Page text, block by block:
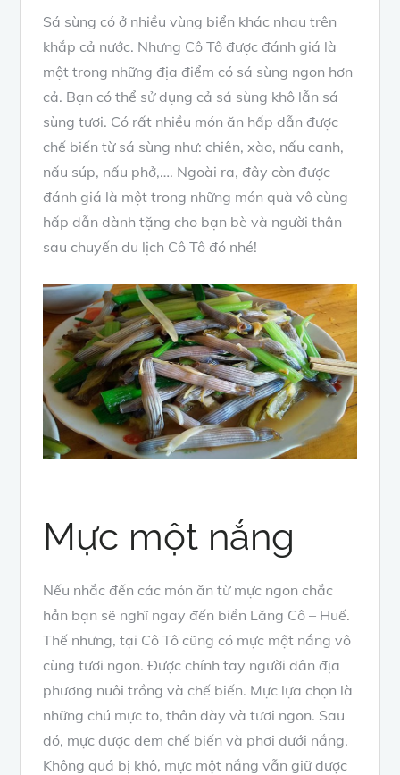
Sá sùng có ở nhiều vùng biển khác nhau trên
khắp cả nước. Nhưng Cô Tô được đánh giá là
một trong những địa điểm có sá sùng ngon hơn
cả. Bạn có thể sử dụng cả sá sùng khô lẫn sá
sùng tươi. Có rất nhiều món ăn hấp dẫn được
chế biến từ sá sùng như: chiên, xào, nấu canh,
nấu súp, nấu phở,…. Ngoài ra, đây còn được
đánh giá là một trong những món quà vô cùng
hấp dẫn dành tặng cho bạn bè và người thân
sau chuyến du lịch Cô Tô đó nhé!
Mực một nắng
Nếu nhắc đến các món ăn từ mực ngon chắc
hẳn bạn sẽ nghĩ ngay đến biển Lăng Cô – Huế.
Thế nhưng, tại Cô Tô cũng có mực một nắng vô
cùng tươi ngon. Được chính tay người dân địa
phương nuôi trồng và chế biến. Mực lựa chọn là
những chú mực to, thân dày và tươi ngon. Sau
đó, mực được đem chế biến và phơi dưới nắng.
Không quá bị khô, mực một nắng vẫn giữ được